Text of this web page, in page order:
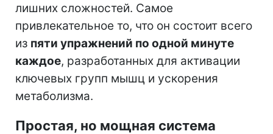
лишних сложностей. Самое
привлекательное то, что он состоит всего
из пяти упражнений по одной минуте
каждое, разработанных для активации
ключевых групп мышц и ускорения
метаболизма.
Простая, но мощная система